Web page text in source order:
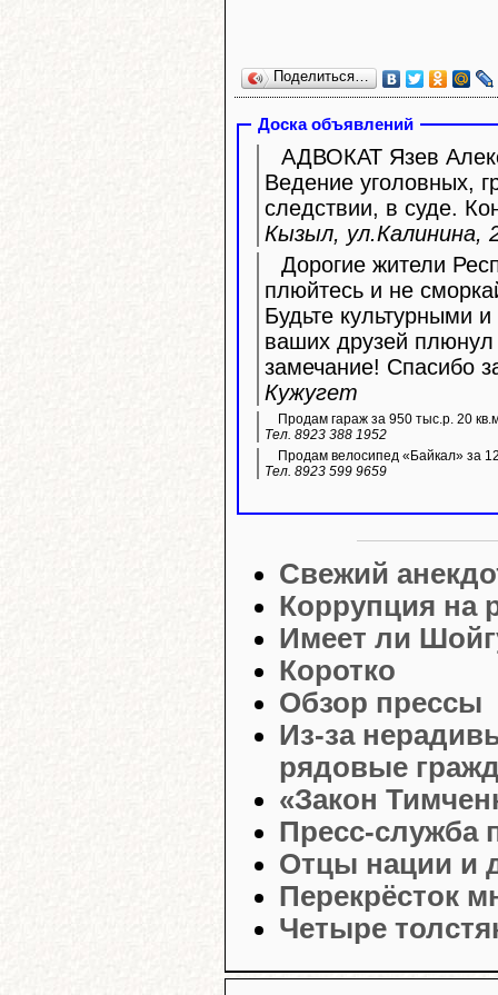
Поделиться…
Доска объявлений
АДВОКАТ Язев
Ведение уголовных,
следствии, в суде.
Кызыл, ул.Калинина,
Дорогие жители
плюйтесь и не
Будьте культурными
ваших друзей
замечание! Спасибо
Кужугет
Продам гараж за 950 тыс.р. 20
Тел. 8923 388 1952
Продам велосипед «Байкал» за
Тел. 8923 599 9659
Свежий
Коррупция на
Имеет ли
Коротко
Обзор прессы
Из-за
рядовые
«Закон
Пресс-служба
Отцы нации и
Перекрёсток
Четыре